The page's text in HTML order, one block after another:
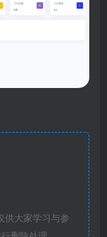
供大家学习与参